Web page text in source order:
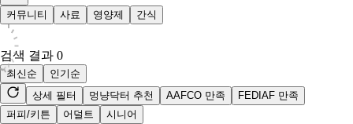
커뮤니티 사료 영양제 간식
검색 결과 0
최신순
인기순
상세 필터
멍냥닥터 추천 AAFCO 만족
FEDIAF 만족
퍼피/키튼
어덜트 시니어